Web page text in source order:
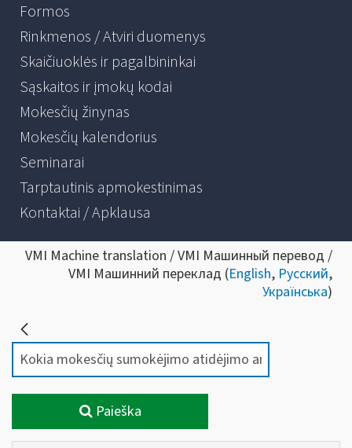
Formos
Rinkmenos / Atviri duomenys
Skaičiuoklės ir pagalbininkai
Sąskaitos ir įmokų kodai
Mokesčių žinynas
Mokesčių kalendorius
Seminarai
Tarptautinis apmokestinimas
Kontaktai / Apklausa
VMI Machine translation / VMI Машинный перевод /
VMI Машинний переклад (English, Русский,
Українська)
Paieška